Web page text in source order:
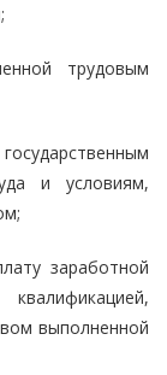
трудовым
и условиям,
заработной
выполненной